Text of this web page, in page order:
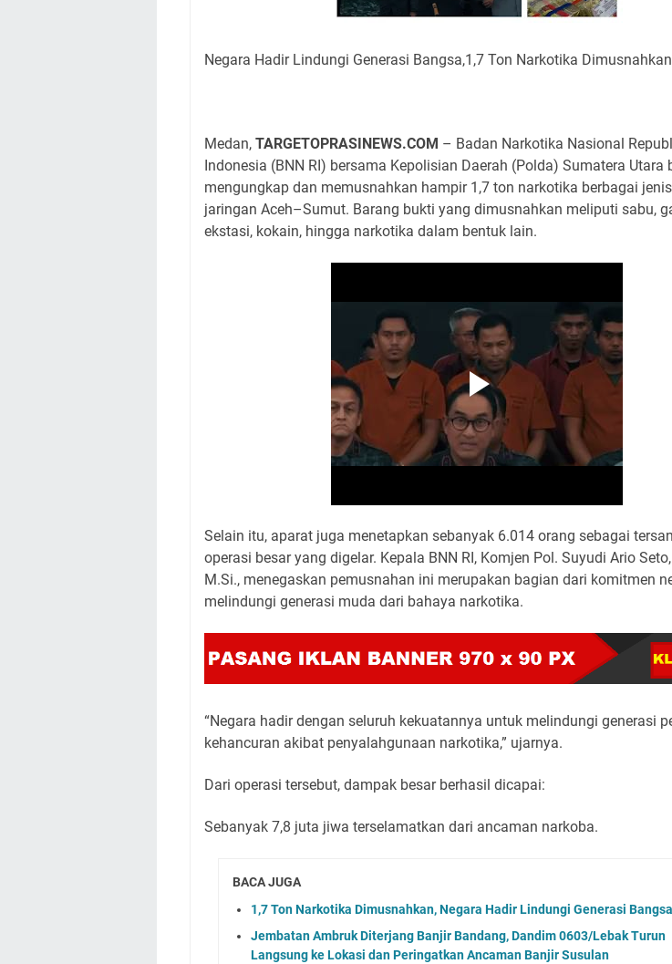
Negara Hadir Lindungi Generasi Bangsa,1,7 Ton Narkotika Dimusnahkan
Medan, TARGETOPRASINEWS.COM – Badan Narkotika Nasional
Indonesia (BNN RI) bersama Kepolisian Daerah (Polda) Sumatera Utara
mengungkap dan memusnahkan hampir 1,7 ton narkotika berbagai
jaringan Aceh–Sumut. Barang bukti yang dimusnahkan meliputi sabu,
ekstasi, kokain, hingga narkotika dalam bentuk lain.
Selain itu, aparat juga menetapkan sebanyak 6.014 orang sebagai
operasi besar yang digelar. Kepala BNN RI, Komjen Pol. Suyudi Ario Seto,
M.Si., menegaskan pemusnahan ini merupakan bagian dari komitmen
melindungi generasi muda dari bahaya narkotika.
“Negara hadir dengan seluruh kekuatannya untuk melindungi generasi
kehancuran akibat penyalahgunaan narkotika,” ujarnya.
Dari operasi tersebut, dampak besar berhasil dicapai:
Sebanyak 7,8 juta jiwa terselamatkan dari ancaman narkoba.
BACA JUGA
1,7 Ton Narkotika Dimusnahkan, Negara Hadir Lindungi Generasi Bangsa
Jembatan Ambruk Diterjang Banjir Bandang, Dandim 0603/Lebak Turun
Langsung ke Lokasi dan Peringatkan Ancaman Banjir Susulan